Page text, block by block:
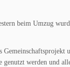
beim Umzug
Gemeinschaftsprojekt
werden und